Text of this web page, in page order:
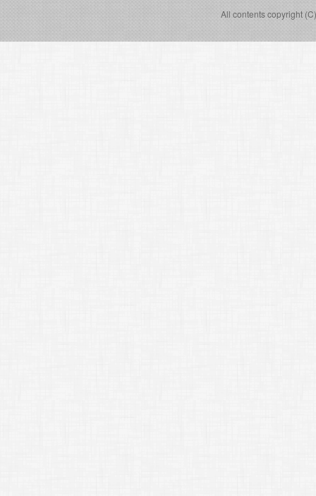
All contents copyright